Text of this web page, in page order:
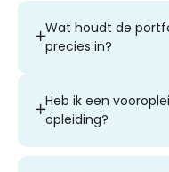
Wat houdt de
precies in?
Heb ik een
opleiding?